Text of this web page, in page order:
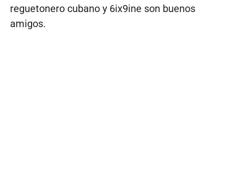
reguetonero cubano y 6ix9ine son buenos
amigos.